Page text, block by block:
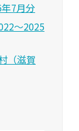
7月分
～2025
（滋賀